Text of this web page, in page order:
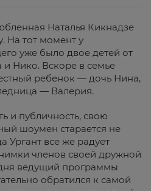
Наталья Кикнадзе
На тот момент у
уже было двое детей от
Нико. Вскоре в семье
ребенок — дочь Нина,
— Валерия.
и публичность, свою
шоумен старается не
Ургант все же радует
членов своей дружной
ведущий программы
обратился к самой